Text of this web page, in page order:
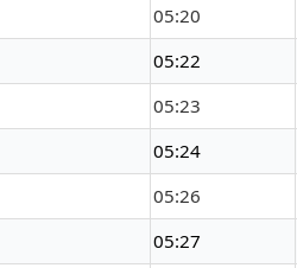
05:20
05:22
05:23
05:24
05:26
05:27